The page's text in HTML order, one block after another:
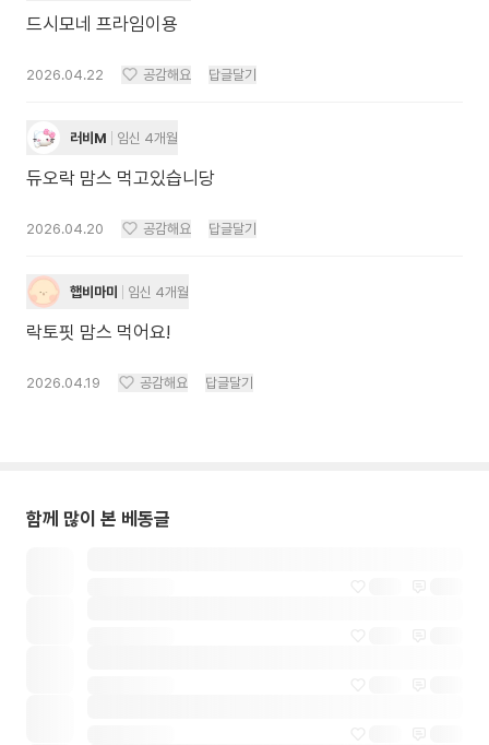
드시모네 프라임이용
2026.04.22 공감해요 답글달기
러비M 임신 4개월
듀오락 맘스 먹고있습니당
2026.04.20 공감해요 답글달기
햅비마미 임신 4개월
락토핏 맘스 먹어요!
2026.04.19 공감해요 답글달기
함께 많이 본 베동글